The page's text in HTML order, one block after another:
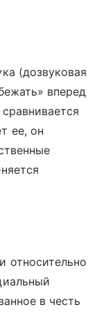
(дозвуковая
вперед
ее, он
относительно
в честь